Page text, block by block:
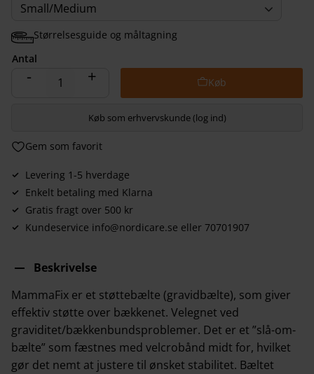
Small/Medium
Størrelsesguide og måltagning
Antal
+
-
Gem som favorit
Køb som erhvervskunde (log ind)
Levering 1-5 hverdage
Enkelt betaling med Klarna
Gratis fragt over 500 kr
Kundeservice info@nordicare.se eller 70701907
Beskrivelse
MammaFix er et støttebælte (gravidbælte), som giver
effektiv støtte over bækkenet. Velegnet ved
graviditet/bækkenbundsproblemer. Det er et ”slå-om-
bælte” som fæstnes med velcrobånd midt for, hvilket
gør det nemt at justere til ønsket stabilitet. Bæltet